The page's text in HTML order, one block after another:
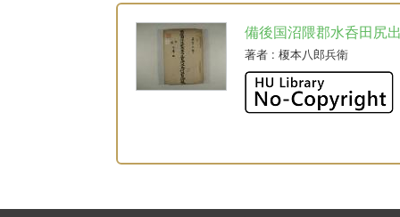
備後国沼隈郡水呑田尻
著者 : 榎本八郎兵衛